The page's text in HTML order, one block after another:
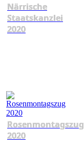
Närrische
Staatskanzlei
2020
Rosenmontagszug
2020